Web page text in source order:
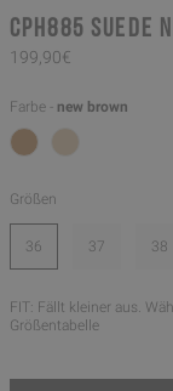
CPH885 suede
199,90€
Farbe - new brown
Größen
36 37 38
FIT: Fällt kleiner aus.
Größentabelle